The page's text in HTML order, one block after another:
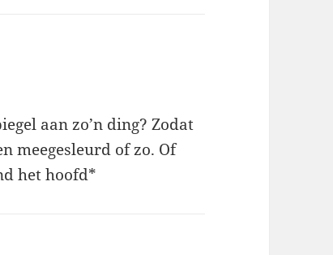
aan zo’n ding? Zodat
meegesleurd of zo. Of
het hoofd*